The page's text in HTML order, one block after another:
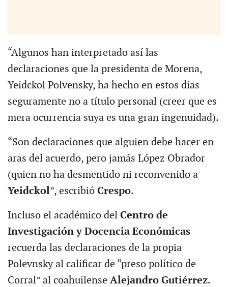
“Algunos han interpretado así las
declaraciones que la presidenta de Morena,
Yeidckol Polvensky, ha hecho en estos días
seguramente no a título personal (creer que es
mera ocurrencia suya es una gran ingenuidad).
“Son declaraciones que alguien debe hacer en
aras del acuerdo, pero jamás López Obrador
(quien no ha desmentido ni reconvenido a
Yeidckol”, escribió Crespo.
Incluso el académico del Centro de
Investigación y Docencia Económicas
recuerda las declaraciones de la propia
Polevnsky al calificar de “preso político de
Corral” al coahuilenseAlejandro Gutiérrez.